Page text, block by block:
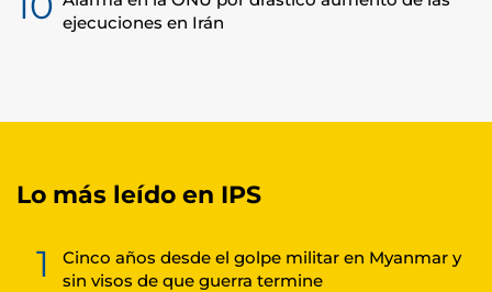
ejecuciones en Irán
Lo más leído en IPS
1
Cinco años desde el golpe militar en Myanmar y
sin visos de que guerra termine